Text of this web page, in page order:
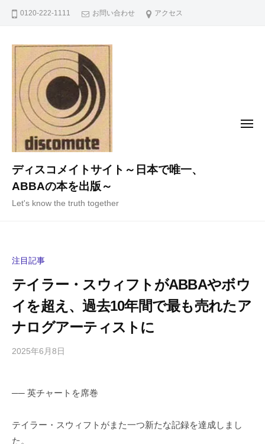
0120-222-1111 お問い合わせ アクセス
ディスコメイトサイト～日本で唯一、
ABBAの本を出版～
Let's know the truth together
メ
注目記事
テイラー・スウィフトがABBAやボウ
イを超え、過去10年間で最も売れたア
ナログアーティストに
2025年6月8日
a
の
メ
── 英チャートを席巻
テイラー・スウィフトがまた一つ新たな記録を達成しまし
た。